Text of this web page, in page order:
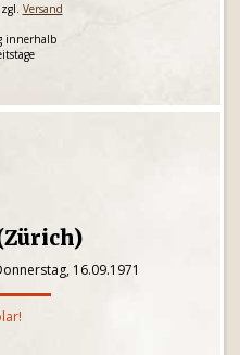
Versand
innerhalb
16.09.1971